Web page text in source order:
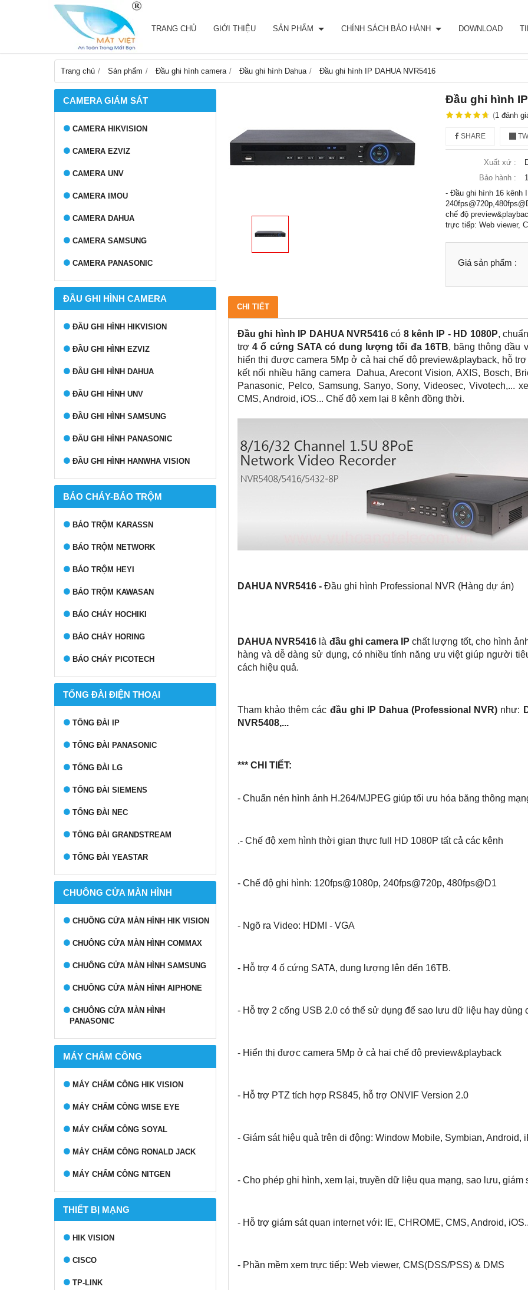
TRANG CHỦ GIỚI THIỆU SẢN PHẨM CHÍNH SÁCH BẢO HÀNH DOWNLOAD
Trang chủ Sản phẩm Đầu ghi hình camera Đầu ghi hình Dahua Đầu ghi hình IP DAHUA NVR5416
CAMERA GIÁM SÁT
CAMERA HIKVISION
CAMERA EZVIZ
CAMERA UNV
CAMERA IMOU
CAMERA DAHUA
CAMERA SAMSUNG
CAMERA PANASONIC
ĐẦU GHI HÌNH CAMERA
ĐẦU GHI HÌNH HIKVISION
ĐẦU GHI HÌNH EZVIZ
ĐẦU GHI HÌNH DAHUA
ĐẦU GHI HÌNH UNV
ĐẦU GHI HÌNH SAMSUNG
ĐẦU GHI HÌNH PANASONIC
ĐẦU GHI HÌNH HANWHA VISION
BÁO CHÁY-BÁO TRỘM
BÁO TRỘM KARASSN
BÁO TRỘM NETWORK
BÁO TRỘM HEYI
BÁO TRỘM KAWASAN
BÁO CHÁY HOCHIKI
BÁO CHÁY HORING
BÁO CHÁY PICOTECH
TỔNG ĐÀI ĐIỆN THOẠI
TỔNG ĐÀI IP
TỔNG ĐÀI PANASONIC
TỔNG ĐÀI LG
TỔNG ĐÀI SIEMENS
TỔNG ĐÀI NEC
TỔNG ĐÀI GRANDSTREAM
TỔNG ĐÀI YEASTAR
CHUÔNG CỬA MÀN HÌNH
CHUÔNG CỬA MÀN HÌNH HIK VISION
CHUÔNG CỬA MÀN HÌNH COMMAX
CHUÔNG CỬA MÀN HÌNH SAMSUNG
CHUÔNG CỬA MÀN HÌNH AIPHONE
CHUÔNG CỬA MÀN HÌNH
PANASONIC
MÁY CHẤM CÔNG
MÁY CHẤM CÔNG HIK VISION
MÁY CHẤM CÔNG WISE EYE
MÁY CHẤM CÔNG SOYAL
MÁY CHẤM CÔNG RONALD JACK
MÁY CHẤM CÔNG NITGEN
THIẾT BỊ MẠNG
HIK VISION
CISCO
TP-LINK
Đầu ghi hình
(1 đánh
SHARE
Xuất xứ :
Bảo hành :
- Đầu ghi hình 16 kênh
chế độ
trực tiếp: Web viewer,
Giá sản phẩm :
CHI TIẾT
Đầu ghi hình IP DAHUA NVR5416có 8 kênh IP - HD 1080P,
trợ4 ổ cứng SATA có dung lượng tối đa 16TB, băng thông đầu
hiển thị được camera 5Mp ở cả hai chế độ preview&playback, hỗ
kết nối nhiều hãng camera Dahua, Arecont Vision, AXIS, Bosch,
Panasonic, Pelco, Samsung, Sanyo, Sony, Videosec, Vivotech,...
CMS, Android, iOS... Chế độ xem lại 8 kênh đồng thời.
DAHUA NVR5416 - Đầu ghi hình Professional NVR (Hàng dự án)
DAHUA NVR5416 là đầu ghi camera IP chất lượng tốt, cho hình
hàng và dễ dàng sử dụng, có nhiều tính năng ưu việt giúp người
cách hiệu quả.
Tham khảo thêm các đầu ghi IP Dahua (Professional NVR) như:
NVR5408,...
*** CHI TIẾT:
- Chuẩn nén hình ảnh H.264/MJPEG giúp tối ưu hóa băng thông
.- Chế độ xem hình thời gian thực full HD 1080P tất cả các kênh
- Chế độ ghi hình: 120fps@1080p, 240fps@720p, 480fps@D1
- Ngõ ra Video: HDMI - VGA
- Hỗ trợ 4 ố cứng SATA, dung lượng lên đến 16TB.
- Hỗ trợ 2 cổng USB 2.0 có thể sử dụng để sao lưu dữ liệu hay dùng
- Hiển thị được camera 5Mp ở cả hai chế độ preview&playback
- Hỗ trợ PTZ tích hợp RS845, hỗ trợ ONVIF Version 2.0
- Giám sát hiệu quả trên di động: Window Mobile, Symbian, Android,
- Cho phép ghi hình, xem lại, truyền dữ liệu qua mạng, sao lưu, giám
- Hỗ trợ giám sát quan internet với: IE, CHROME, CMS, Android, iOS..
- Phần mềm xem trực tiếp: Web viewer, CMS(DSS/PSS) & DMS